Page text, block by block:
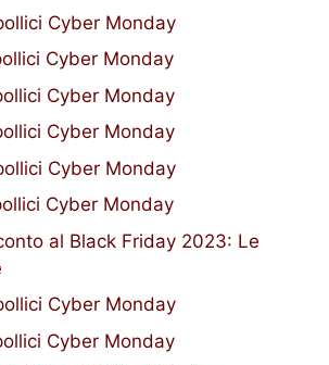
Cyber Monday
Cyber Monday
Cyber Monday
Cyber Monday
Cyber Monday
Cyber Monday
al Black Friday 2023: Le
Cyber Monday
Cyber Monday